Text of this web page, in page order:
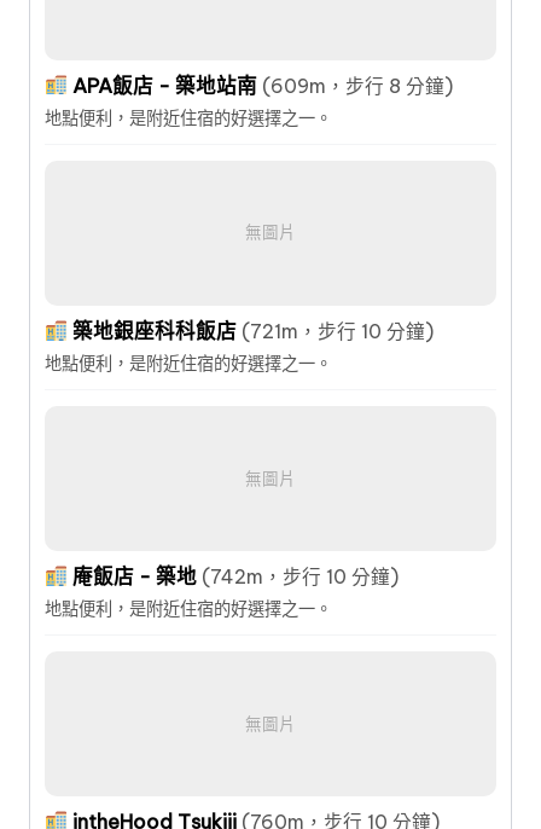
APA飯店 - 築地站南 (609m，步行 8 分鐘)
地點便利，是附近住宿的好選擇之一。
無圖片
築地銀座科科飯店 (721m，步行 10 分鐘)
地點便利，是附近住宿的好選擇之一。
無圖片
庵飯店 - 築地 (742m，步行 10 分鐘)
地點便利，是附近住宿的好選擇之一。
無圖片
intheHood Tsukiji (760m，步行 10 分鐘)